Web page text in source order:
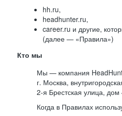
hh.ru,
headhunter.ru,
career.ru и другие,
(далее — «Правила»)
Кто мы
Мы — компания
г. Москва,
2-я Брестская улица,
Когда в Правилах